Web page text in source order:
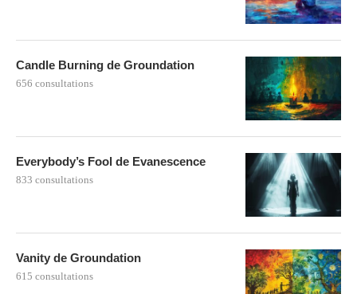
Candle Burning de Groundation
656 consultations
Everybody’s Fool de Evanescence
833 consultations
Vanity de Groundation
615 consultations